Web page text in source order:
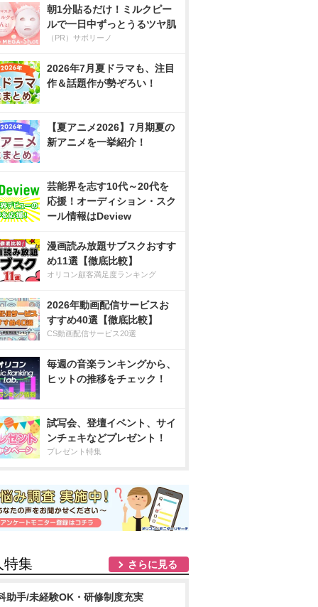
朝1分貼るだけ！ミルクピー
ルで一日中ずっとうるツヤ肌
（PR）サボリーノ
2026年7月夏ドラマも、注目
作＆話題作が勢ぞろい！
【夏アニメ2026】7月期夏の
新アニメを一挙紹介！
芸能界を志す10代～20代を
応援！オーディション・スク
ール情報はDeview
漫画読み放題サブスクおすす
め11選【徹底比較】
オリコン顧客満足度ランキング
2026年動画配信サービスお
すすめ40選【徹底比較】
CS動画配信サービス20選
毎週の音楽ランキングから、
ヒットの推移をチェック！
試写会、登壇イベント、サイ
ンチェキなどプレゼント！
プレゼント特集
特集 さらに見る
助手/未経験OK・研修制度充実